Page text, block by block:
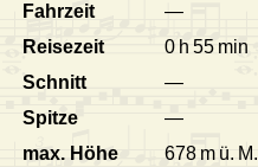
Fahrzeit
—
Reisezeit
0 h 55 min
Schnitt
—
Spitze
—
max. Höhe
678 m ü. M.